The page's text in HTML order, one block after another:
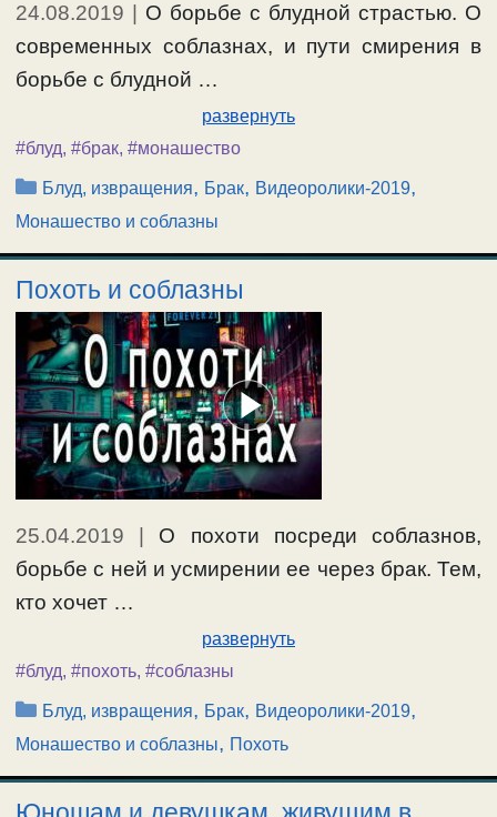
24.08.2019
О борьбе с блудной страстью. О
современных соблазнах, и пути смирения в
борьбе с блудной …
развернуть
#блуд, #брак, #монашество
Рубрики
Блуд, извращения, Брак, Видеоролики-2019,
Монашество и соблазны
Похоть и соблазны
25.04.2019
О похоти посреди соблазнов,
борьбе с ней и усмирении ее через брак. Тем,
кто хочет …
развернуть
#блуд, #похоть, #соблазны
Рубрики
Блуд, извращения, Брак, Видеоролики-2019,
Монашество и соблазны, Похоть